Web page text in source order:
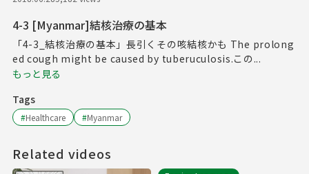
4-3 [Myanmar]結核治療の基本
「4-3_結核治療の基本」長引くその咳結核かも The prolong
ed cough might be caused by tuberuculosis.この...
もっと見る
Tags
#Healthcare #Myanmar
Related videos